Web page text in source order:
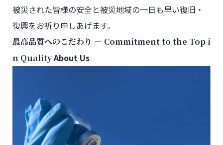
被災された皆様の安全と被災地域の一日も早い復旧・
復興をお祈り申しあげます。
最高品質へのこだわり ― Commitment to the Top i
n QualityAbout Us